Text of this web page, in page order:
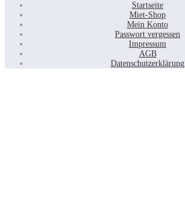
Startseite
Miet-Shop
Mein Konto
Passwort vergessen
Impressum
AGB
Datenschutzerklärung